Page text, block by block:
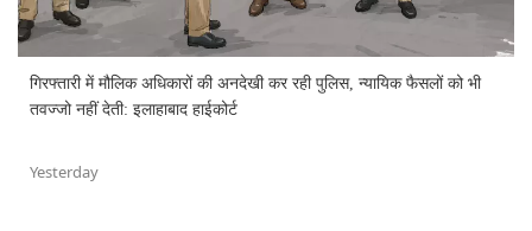
गिरफ्तारी में मौलिक अधिकारों की अनदेखी कर रही पुलिस, न्यायिक फैसलों को भी
तवज्जो नहीं देती: इलाहाबाद हाईकोर्ट
Yesterday